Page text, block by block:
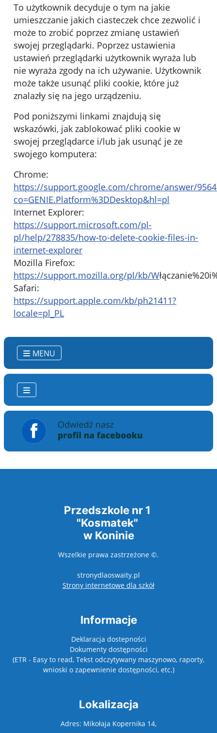
MENU
To użytkownik decyduje o tym na jakie
umieszczanie jakich ciasteczek chce zezwolić i
może to zrobić poprzez zmianę ustawień
swojej przeglądarki. Poprzez ustawienia
ustawień przeglądarki użytkownik wyraża lub
nie wyraża zgody na ich używanie. Użytkownik
może także usunąć pliki cookie, które już
znalazły się na jego urządzeniu.
Pod poniższymi linkami znajdują się
wskazówki, jak zablokować pliki cookie w
swojej przeglądarce i/lub jak usunąć je ze
swojego komputera:
Chrome:
https://support.google.com/chrome/answer/
co=GENIE.Platform%3DDesktop&hl=pl
Internet Explorer:
https://support.microsoft.com/pl-
pl/help/278835/how-to-delete-cookie-files-in-
internet-explorer
Mozilla Firefox:
https://support.mozilla.org/pl/kb/W
Safari:
https://support.apple.com/kb/ph21411?
locale=pl_PL
Przedszkole nr 1
"Kosmatek"
w Koninie
Wszelkie prawa zastrzeżone ©.
stronydlaoswaity.pl
Strony internetowe dla szkółotwiera się w
Informacje
Deklaracja dostepności
Dokumenty dostępności
(ETR - Easy to read, Tekst odczytywany maszynowo, raporty,
wnioski o zapewnienie dostępności, etc.)
Lokalizacja
Adres: Mikołaja Kopernika 14,